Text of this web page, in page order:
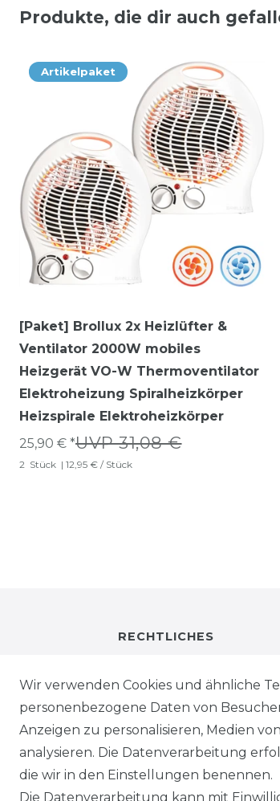
Produkte, die dir auch
Artikelpaket
[Paket] Brollux 2x Heizlüfter &
Ventilator 2000W mobiles
Heizgerät VO-W Thermoventilator
Elektroheizung Spiralheizkörper
Heizspirale Elektroheizkörper
UVP 31,08 €
25,90 € *
2 Stück | 12,95 € / Stück
RECHTLICHES
IMPRESSUM
DATENSCHUTZ
WIEDERRUFSRECHT
Wir verwenden Cookies und ähnliche
personenbezogene Daten von
Anzeigen zu personalisieren, Medien
analysieren. Die Datenverarbeitung
die wir in den Einstellungen benennen.
Die Datenverarbeitung kann mit